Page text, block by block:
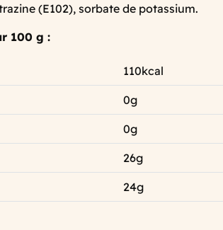
(E102), sorbate de potassium.
100 g :
110kcal
0g
0g
26g
24g